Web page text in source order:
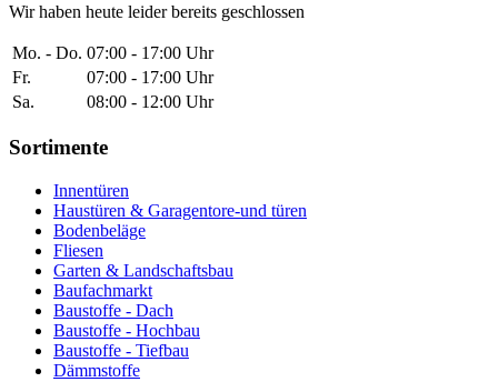
Wir haben heute leider bereits geschlossen
Mo. - Do. 07:00 - 17:00 Uhr
Fr.
07:00 - 17:00 Uhr
Sa.
08:00 - 12:00 Uhr
Sortimente
Innentüren
Haustüren & Garagentore-und türen
Bodenbeläge
Fliesen
Garten & Landschaftsbau
Baufachmarkt
Baustoffe - Dach
Baustoffe - Hochbau
Baustoffe - Tiefbau
Dämmstoffe